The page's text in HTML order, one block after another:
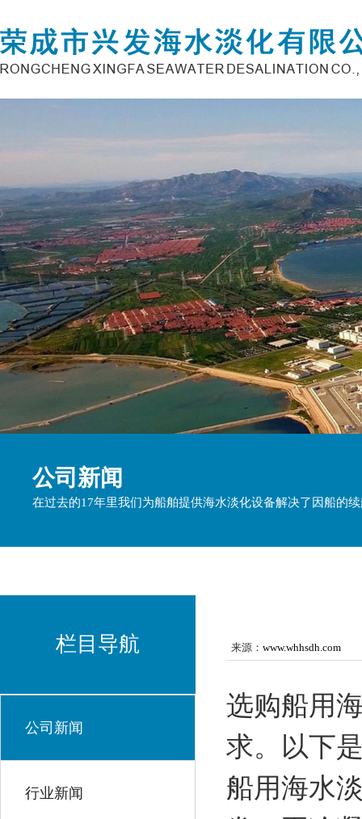
公司新闻
在过去的17年里我们为船舶提供海水淡化设备解决了因船的
栏目导航
公司新闻
行业新闻
来源： www.whhsdh.com
选购船用
求。以下
船用海水